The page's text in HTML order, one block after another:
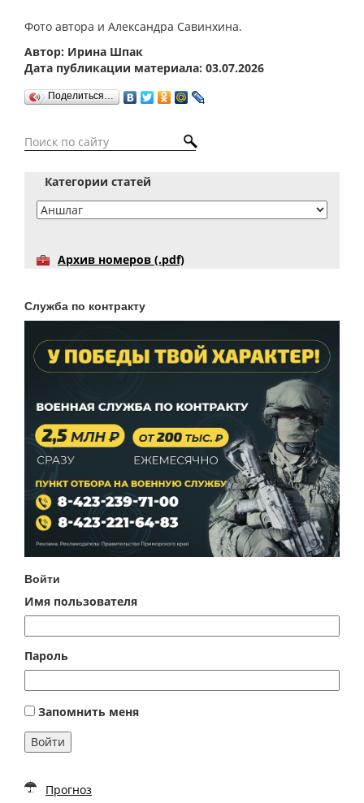
Фото автора и Александра Савинхина.
Автор: Ирина Шпак
Дата публикации материала: 03.07.2026
Поделиться…
Категории статей
Архив номеров (.pdf)
Служба по контракту
Войти
Имя пользователя
Пароль
Запомнить меня
Войти
Прогноз